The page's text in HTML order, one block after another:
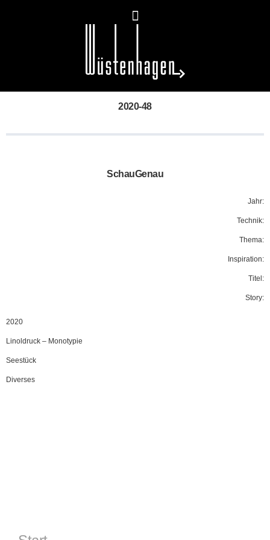
2020-48
SchauGenau
Jahr:
Technik:
Thema:
Inspiration:
Titel:
Story:
2020
Linoldruck – Monotypie
Seestück
Diverses